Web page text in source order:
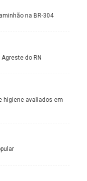
na BR-304
do RN
higiene avaliados em